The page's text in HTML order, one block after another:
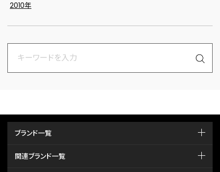
2010年
ブランド一覧
関連ブランド一覧